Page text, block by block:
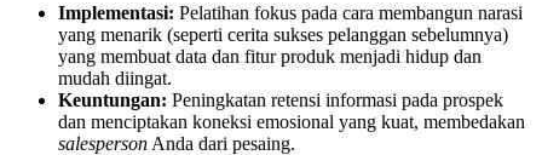
Implementasi: Pelatihan fokus pada cara membangun narasi
yang menarik (seperti cerita sukses pelanggan sebelumnya)
yang membuat data dan fitur produk menjadi hidup dan
mudah diingat.
Keuntungan: Peningkatan retensi informasi pada prospek
dan menciptakan koneksi emosional yang kuat, membedakan
salesperson Anda dari pesaing.